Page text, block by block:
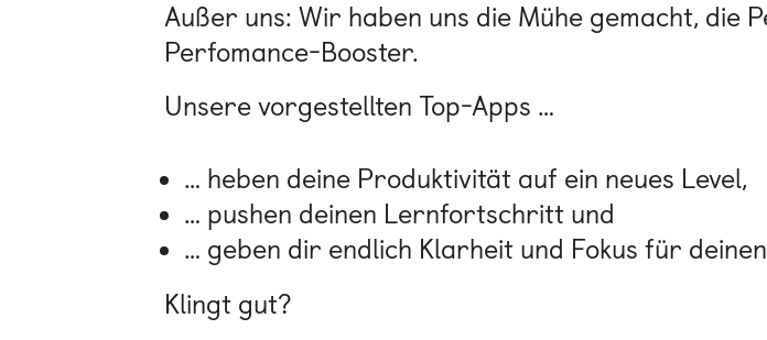
Außer uns: Wir haben uns die Mühe gemacht, die
Perfomance-Booster.
Unsere vorgestellten Top-Apps …
… heben deine Produktivität auf ein neues Level,
… pushen deinen Lernfortschritt und
… geben dir endlich Klarheit und Fokus für
Klingt gut?